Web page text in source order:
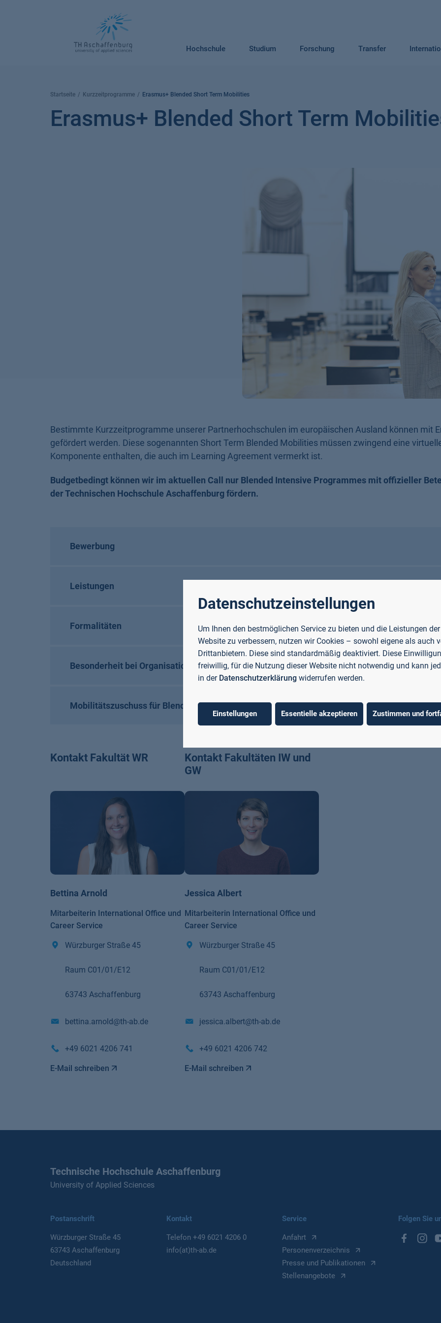
Hochschule Studium Forschung Transfer
Startseite Kurzzeitprogramme Erasmus+ Blended Short Term Mobilities
Erasmus+ Blended Short Term
Bestimmte Kurzzeitprogramme unserer Partnerhochschulen im europäischen Ausland können mit
gefördert werden. Diese sogenannten Short Term Blended Mobilities müssen zwingend eine
Komponente enthalten, die auch im Learning Agreement vermerkt ist.
Budgetbedingt können wir im aktuellen Call nur Blended Intensive Programmes mit offizieller
der Technischen Hochschule Aschaffenburg fördern.
Bewerbung
Leistungen
Formalitäten
Besonderheit bei Organisation durch Fakultät
Mobilitätszuschuss für Blended Short Term Programmes
Kontakt Fakultät WR
Bettina Arnold
Mitarbeiterin International Office und
Career Service
Würzburger Straße 45
Raum C01/01/E12
63743 Aschaffenburg
bettina.arnold@th-ab.de
+49 6021 4206 741
E-Mail schreiben
Kontakt Fakultäten IW und
GW
Jessica Albert
Mitarbeiterin International Office und
Career Service
Würzburger Straße 45
Raum C01/01/E12
63743 Aschaffenburg
jessica.albert@th-ab.de
+49 6021 4206 742
E-Mail schreiben
Technische Hochschule Aschaffenburg
University of Applied Sciences
Postanschrift
Würzburger Straße 45
63743 Aschaffenburg
Deutschland
Kontakt
Telefon +49 6021 4206 0
info(at)th-ab.de
Service
Anfahrt
Personenverzeichnis
Presse und Publikationen
Stellenangebote
Folgen Sie
Datenschutzeinstellungen
Um Ihnen den bestmöglichen Service zu bieten und die Leistungen der
Website zu verbessern, nutzen wir Cookies – sowohl eigene als auch
Drittanbietern. Diese sind standardmäßig deaktiviert. Diese
freiwillig, für die Nutzung dieser Website nicht notwendig und kann
in der Datenschutzerklärung widerrufen werden.
Einstellungen Essentielle akzeptieren Zustimmen und